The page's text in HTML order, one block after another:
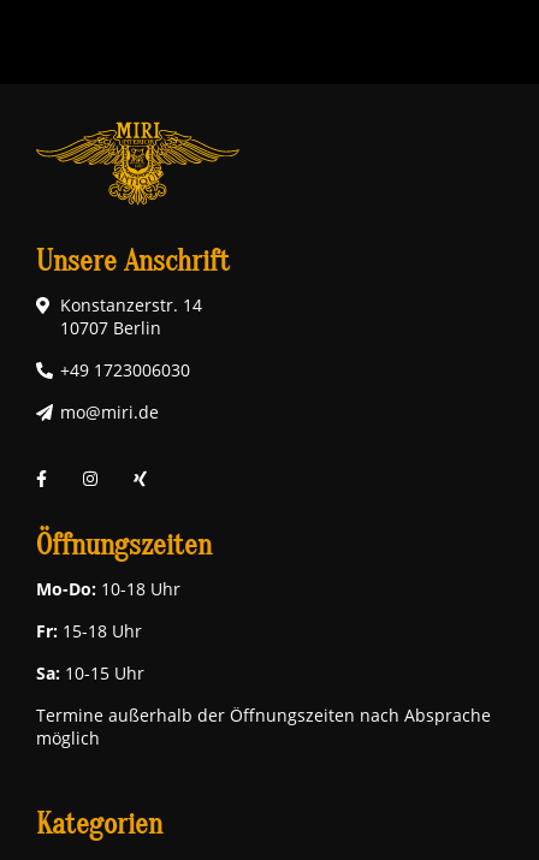
Unsere Anschrift
Konstanzerstr. 14
10707 Berlin
+49 1723006030
mo@miri.de
Öffnungszeiten
Mo-Do: 10-18 Uhr
Fr: 15-18 Uhr
Sa: 10-15 Uhr
Termine außerhalb der Öffnungszeiten nach Absprache
möglich
Kategorien